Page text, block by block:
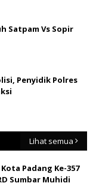
Satpam Vs Sopir
Penyidik Polres
Lihat semua
Padang Ke-357
Sumbar Muhidi